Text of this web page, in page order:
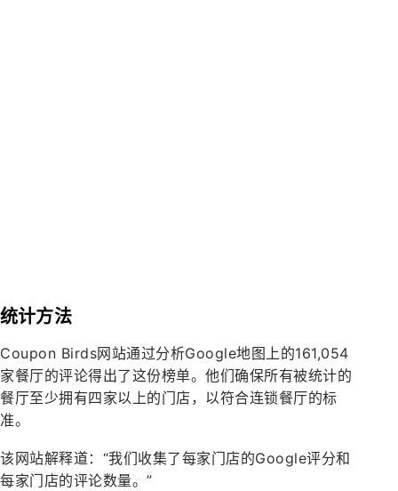
统计方法
Coupon Birds网站通过分析Google地图上的161,054
家餐厅的评论得出了这份榜单。他们确保所有被统计的
餐厅至少拥有四家以上的门店，以符合连锁餐厅的标
准。
该网站解释道：“我们收集了每家门店的Google评分和
每家门店的评论数量。”